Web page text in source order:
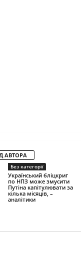
АВТОРА
Без категорії
Український бліцкриг
по НПЗ може змусити
Путіна капітулювати за
кілька місяців, –
аналітики